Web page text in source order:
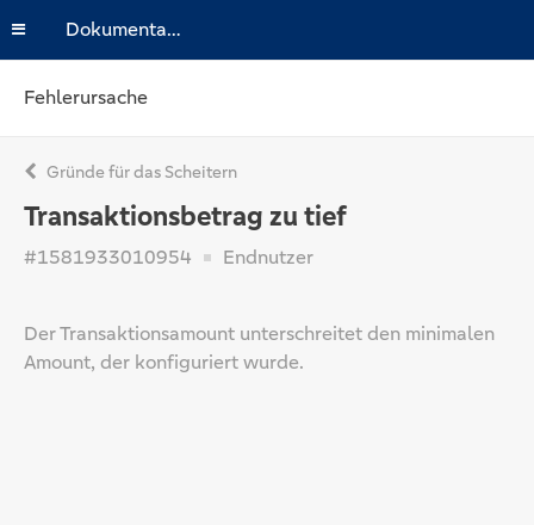
Dokumentation
Fehlerursache
Gründe für das Scheitern
Transaktionsbetrag zu tief
#1581933010954 Endnutzer
Der Transaktionsamount unterschreitet den minimalen
Amount, der konfiguriert wurde.